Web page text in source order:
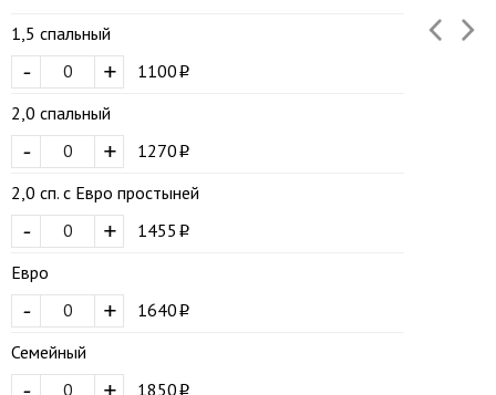
1,5 спальный
+
-
1100
2,0 спальный
+
-
1270
2,0 сп. с Евро простыней
+
-
1455
Евро
+
-
1640
Семейный
1850